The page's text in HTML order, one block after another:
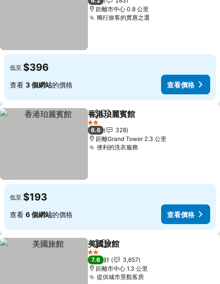
距離市中心 0.8 公里
獨行旅客的實惠之選
低至 $396
查看 3 個網站的價格 查看價格
分享 放到收藏夾
香港珀麗賓館
2 星級
6.6
328
距離Grand Tower 2.3 公里
便利的洗衣服務
低至 $193
查看 6 個網站的價格 查看價格
分享 放到收藏夾
美國旅館
2 星級
7.6 好
3,657
距離市中心 1.3 公里
提供城市景觀客房查看價格